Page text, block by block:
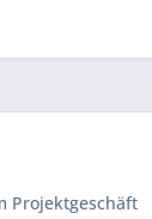
Projektgeschäft